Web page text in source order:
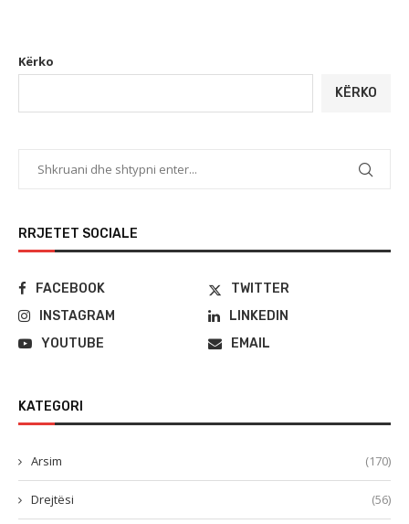
Kërko
KËRKO
RRJETET SOCIALE
FACEBOOK
TWITTER
INSTAGRAM
LINKEDIN
YOUTUBE
EMAIL
KATEGORI
Arsim (170)
Drejtësi (56)